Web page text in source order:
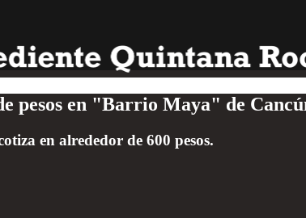
pesos en "Barrio Maya" de
en alrededor de 600 pesos.